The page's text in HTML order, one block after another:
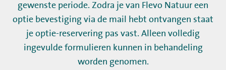
+31 (0) 36 - 522 8880
gewenste periode. Zodra je van Flevo Natuur een
optie bevestiging via de mail hebt ontvangen staat
je optie-reservering pas vast. Alleen volledig
ingevulde formulieren kunnen in behandeling
worden genomen.